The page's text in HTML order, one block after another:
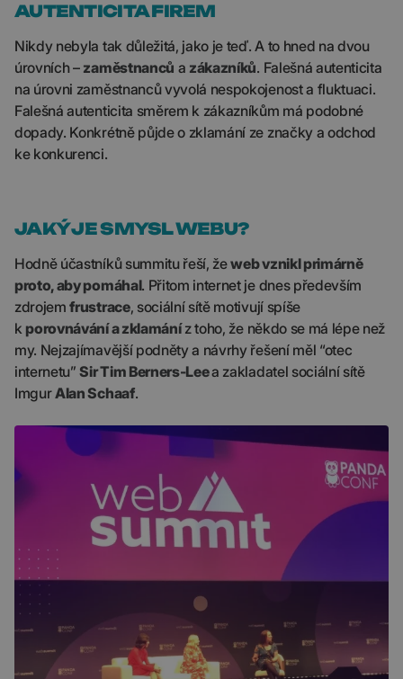
AUTENTICITA FIREM
Nikdy nebyla tak důležitá, jako je teď. A to hned na dvou
úrovních – zaměstnanců a zákazníků. Falešná autenticita
na úrovni zaměstnanců vyvolá nespokojenost a fluktuaci.
Falešná autenticita směrem k zákazníkům má podobné
dopady. Konkrétně půjde o zklamání ze značky a odchod
ke konkurenci.
JAKÝ JE SMYSL WEBU?
Hodně účastníků summitu řeší, žeweb vznikl primárně
proto, aby pomáhal. Přitom internet je dnes především
zdrojemfrustrace, sociální sítě motivují spíše
k porovnávání a zklamáníz toho, že někdo se má lépe než
my. Nejzajímavější podněty a návrhy řešení měl “otec
internetu”Sir Tim Berners-Leea zakladatel sociální sítě
ImgurAlan Schaaf.